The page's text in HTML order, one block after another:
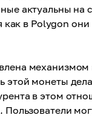
актуальны на
в Polygon
этой монеты
в этом
Пользователи